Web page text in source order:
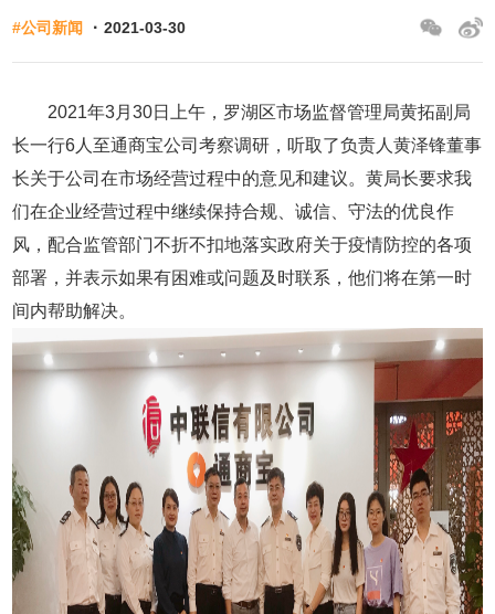
#公司新闻 · 2021-03-30
2021年3月30日上午，罗湖区市场监督管理局黄拓副局
长一行6人至通商宝公司考察调研，听取了负责人黄泽锋董事
长关于公司在市场经营过程中的意见和建议。黄局长要求我
们在企业经营过程中继续保持合规、诚信、守法的优良作
风 ， 配合监管部门不折不扣地落实政府关于疫情防控的各项
部署，并表示如果有困难或问题及时联系，他们将在第一时
间内帮助解决。